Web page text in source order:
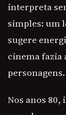
interpreta
simples: um
sugere
cinema fazia
personagens.
Nos anos